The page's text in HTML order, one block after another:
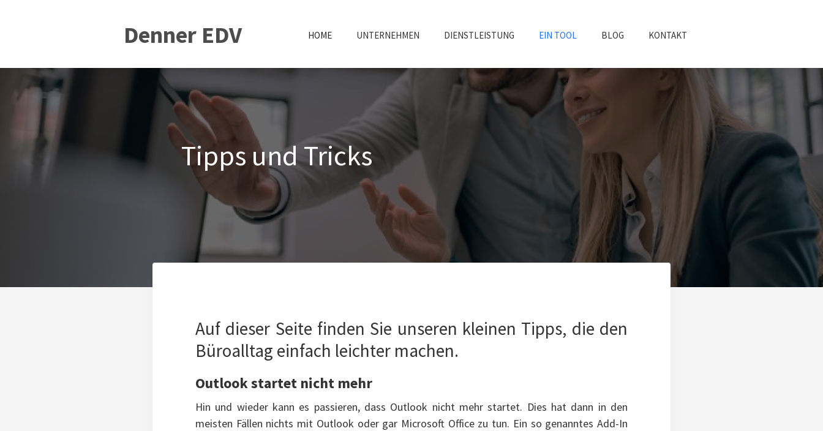
Tipps und Tricks
Denner EDV HOME UNTERNEHMEN DIENSTLEISTUNG EIN TOOL BLOG KONTAKT
Auf dieser Seite finden Sie unseren kleinen Tipps, die den
Büroalltag einfach leichter machen.
Outlook startet nicht mehr
Hin und wieder kann es passieren, dass Outlook nicht mehr startet. Dies hat dann in den
meisten Fällen nichts mit Outlook oder gar Microsoft Office zu tun. Ein so genanntes Add-In